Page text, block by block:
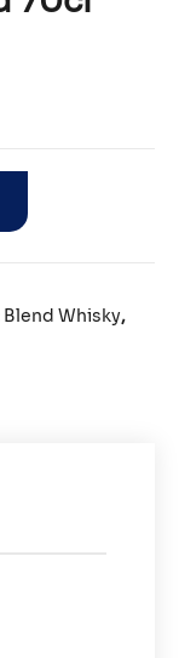
Blend Whisky,